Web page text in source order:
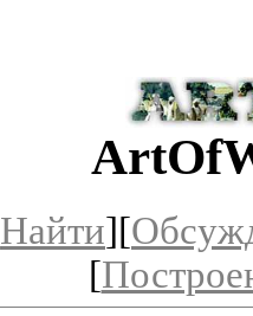
Найти][
[